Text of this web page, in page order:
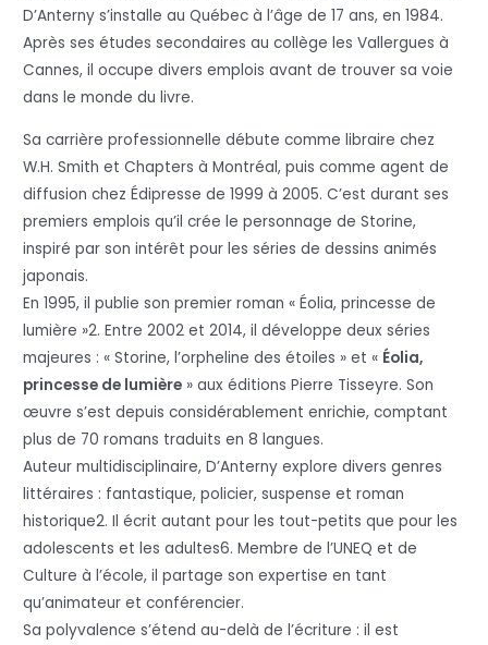
D’Anterny s’installe au Québec à l’âge de 17 ans, en 1984.
Après ses études secondaires au collège les Vallergues à
Cannes, il occupe divers emplois avant de trouver sa voie
dans le monde du livre.
Sa carrière professionnelle débute comme libraire chez
W.H. Smith et Chapters à Montréal, puis comme agent de
diffusion chez Édipresse de 1999 à 2005. C’est durant ses
premiers emplois qu’il crée le personnage de Storine,
inspiré par son intérêt pour les séries de dessins animés
japonais.
En 1995, il publie son premier roman « Éolia, princesse de
lumière »2. Entre 2002 et 2014, il développe deux séries
majeures : « Storine, l’orpheline des étoiles » et « Éolia,
princesse de lumière » aux éditions Pierre Tisseyre. Son
œuvre s’est depuis considérablement enrichie, comptant
plus de 70 romans traduits en 8 langues.
Auteur multidisciplinaire, D’Anterny explore divers genres
littéraires : fantastique, policier, suspense et roman
historique2. Il écrit autant pour les tout-petits que pour les
adolescents et les adultes6. Membre de l’UNEQ et de
Culture à l’école, il partage son expertise en tant
qu’animateur et conférencier.
Sa polyvalence s’étend au-delà de l’écriture : il est